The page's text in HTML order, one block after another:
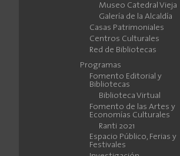
Museo Catedral Vieja
Galería de la Alcaldía
Casas Patrimoniales
Centros Culturales
Red de Bibliotecas
Programas
Fomento Editorial y
Bibliotecas
Biblioteca Virtual
Fomento de las Artes y
Economías Culturales
Ranti 2021
Espacio Público, Ferias y
Festivales